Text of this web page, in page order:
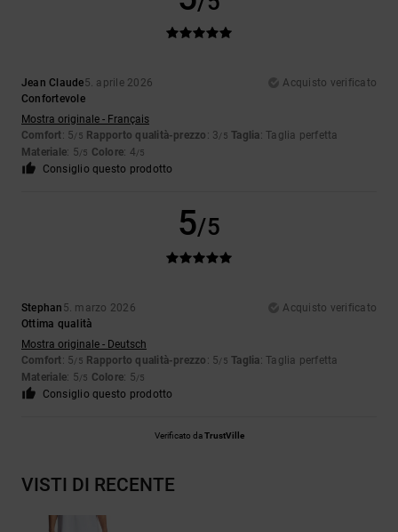
Jean Claude5. aprile 2026
Acquisto verificato
Confortevole
Mostra originale - Français
Comfort: 5/5 Rapporto qualità-prezzo : 3/5 Taglia: Taglia perfetta
Materiale: 5/5 Colore: 4/5
Consiglio questo prodotto
5/5
Stephan 5. marzo 2026
Acquisto verificato
Ottima qualità
Mostra originale - Deutsch
Comfort: 5/5 Rapporto qualità-prezzo : 5/5 Taglia: Taglia perfetta
Materiale: 5/5 Colore: 5/5
Consiglio questo prodotto
Verificato daTrustVille
VISTI DI RECENTE